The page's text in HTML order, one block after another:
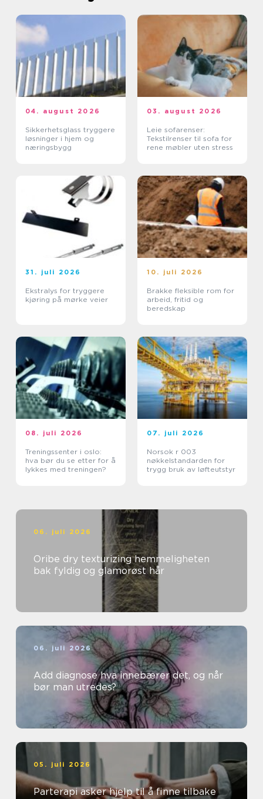
04. august 2026
Sikkerhetsglass tryggere
løsninger i hjem og
næringsbygg
03. august 2026
Leie sofarenser:
Tekstilrenser til sofa for
rene møbler uten stress
31. juli 2026
Ekstralys for tryggere
kjøring på mørke veier
10. juli 2026
Brakke fleksible rom for
arbeid, fritid og
beredskap
08. juli 2026
Treningssenter i oslo:
hva bør du se etter for å
lykkes med treningen?
07. juli 2026
Norsok r 003
nøkkelstandarden for
trygg bruk av løfteutstyr
06. juli 2026
Oribe dry texturizing hemmeligheten
bak fyldig og glamorøst hår
06. juli 2026
Add diagnose hva innebærer det, og når
bør man utredes?
05. juli 2026
Parterapi asker hjelp til å finne tilbake